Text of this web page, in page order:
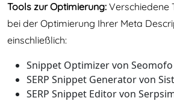
Tools zur Optimierung: Verschiedene
bei der Optimierung Ihrer Meta
einschließlich:
Snippet Optimizer von Seomofo
SERP Snippet Generator von
SERP Snippet Editor von